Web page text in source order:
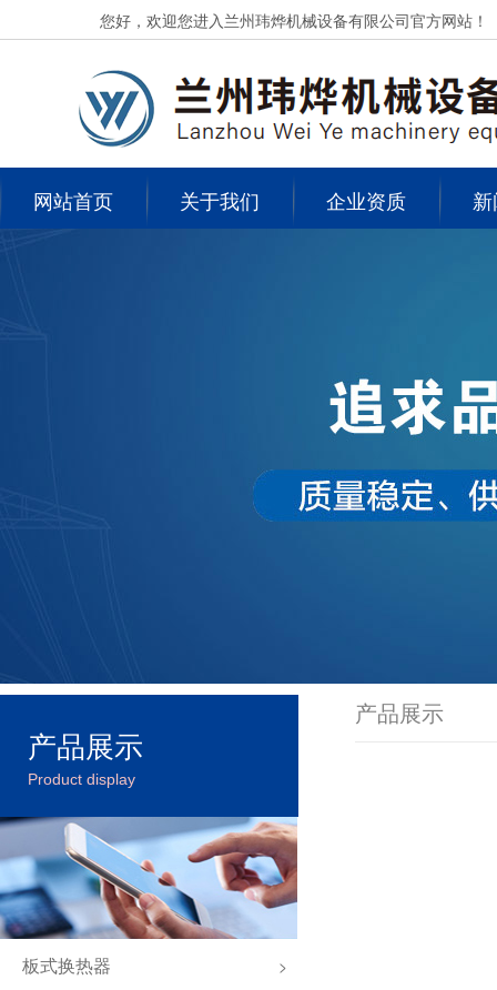
您好，欢迎您进入兰州玮烨机械设备有限公司官方网站！
网站首页 关于我们 企业资质
产品展示
Product display
板式换热器 >
产品展示